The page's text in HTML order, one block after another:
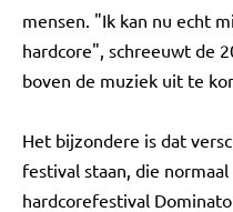
mensen. "Ik kan nu echt
hardcore", schreeuwt de
boven de muziek uit te
Het bijzondere is dat
festival staan, die
hardcorefestival